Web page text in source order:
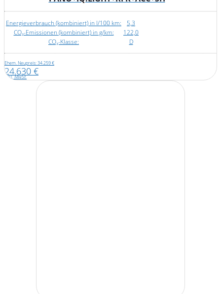
Energieverbrauch (kombiniert) in l/100 km:
5,3
CO₂-Emissionen (kombiniert) in g/km:
122,0
CO₂-Klasse:
D
Ehem. Neupreis: 34.259 €
24.630 €
inkl. MwSt.